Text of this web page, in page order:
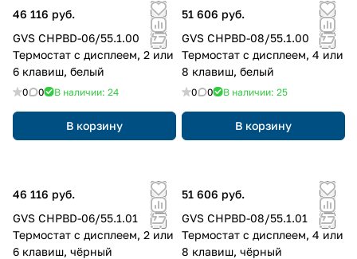
46 116 руб.
GVS CHPBD-06/55.1.00
Термостат с дисплеем, 2 или
6 клавиш, белый
0 0 В наличии: 24
В корзину
51 606 руб.
GVS CHPBD-08/55.1.00
Термостат с дисплеем, 4 или
8 клавиш, белый
0 0 В наличии: 25
В корзину
46 116 руб.
GVS CHPBD-06/55.1.01
Термостат с дисплеем, 2 или
6 клавиш, чёрный
51 606 руб.
GVS CHPBD-08/55.1.01
Термостат с дисплеем, 4 или
8 клавиш, чёрный